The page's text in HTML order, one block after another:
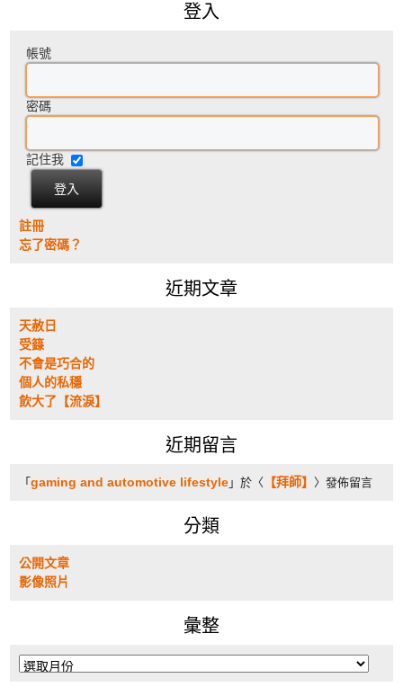
登入
帳號
密碼
記住我
註冊
忘了密碼？
近期文章
天赦日
受籙
不會是巧合的
個人的私穩
飲大了【流淚】
近期留言
「gaming and automotive lifestyle 」於〈 【拜師】 〉發佈留言
分類
公開文章
影像照片
彙整
彙